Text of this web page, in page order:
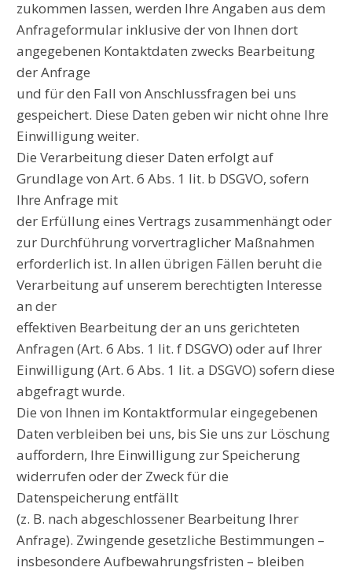
zukommen lassen, werden Ihre Angaben aus dem
Anfrageformular inklusive der von Ihnen dort
angegebenen Kontaktdaten zwecks Bearbeitung
der Anfrage
und für den Fall von Anschlussfragen bei uns
gespeichert. Diese Daten geben wir nicht ohne Ihre
Einwilligung weiter.
Die Verarbeitung dieser Daten erfolgt auf
Grundlage von Art. 6 Abs. 1 lit. b DSGVO, sofern
Ihre Anfrage mit
der Erfüllung eines Vertrags zusammenhängt oder
zur Durchführung vorvertraglicher Maßnahmen
erforderlich ist. In allen übrigen Fällen beruht die
Verarbeitung auf unserem berechtigten Interesse
an der
effektiven Bearbeitung der an uns gerichteten
Anfragen (Art. 6 Abs. 1 lit. f DSGVO) oder auf Ihrer
Einwilligung (Art. 6 Abs. 1 lit. a DSGVO) sofern diese
abgefragt wurde.
Die von Ihnen im Kontaktformular eingegebenen
Daten verbleiben bei uns, bis Sie uns zur Löschung
auffordern, Ihre Einwilligung zur Speicherung
widerrufen oder der Zweck für die
Datenspeicherung entfällt
(z. B. nach abgeschlossener Bearbeitung Ihrer
Anfrage). Zwingende gesetzliche Bestimmungen –
insbesondere Aufbewahrungsfristen – bleiben